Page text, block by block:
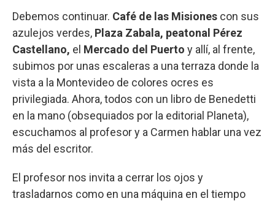
Debemos continuar. Café de las Misiones con sus
azulejos verdes, Plaza Zabala, peatonal Pérez
Castellano, el Mercado del Puerto y allí, al frente,
subimos por unas escaleras a una terraza donde la
vista a la Montevideo de colores ocres es
privilegiada. Ahora, todos con un libro de Benedetti
en la mano (obsequiados por la editorial Planeta),
escuchamos al profesor y a Carmen hablar una vez
más del escritor.
El profesor nos invita a cerrar los ojos y
trasladarnos como en una máquina en el tiempo